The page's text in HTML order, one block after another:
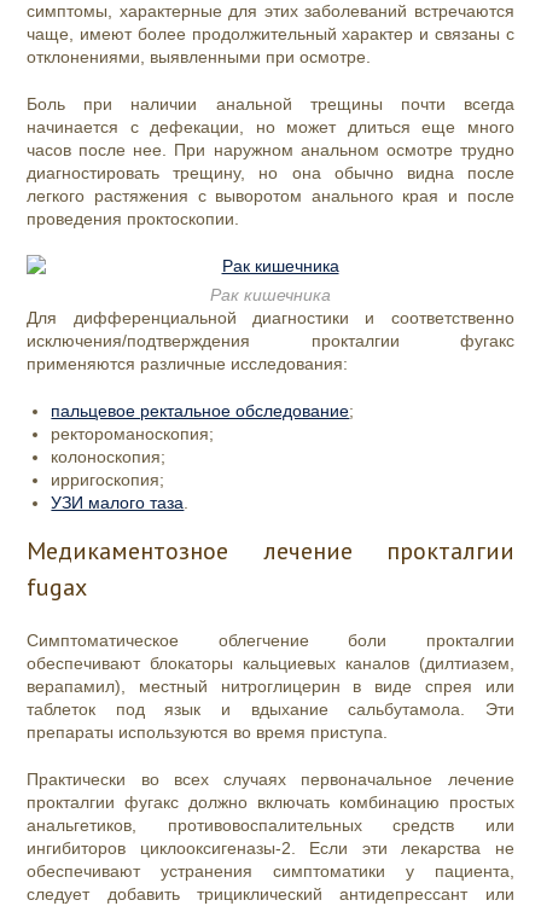
симптомы, характерные для этих заболеваний встречаются
чаще, имеют более продолжительный характер и связаны с
отклонениями, выявленными при осмотре.
Боль при наличии анальной трещины почти всегда
начинается с дефекации, но может длиться еще много
часов после нее. При наружном анальном осмотре трудно
диагностировать трещину, но она обычно видна после
легкого растяжения с выворотом анального края и после
проведения проктоскопии.
Рак кишечника
Для дифференциальной диагностики и соответственно
исключения/подтверждения прокталгии фугакс
применяются различные исследования:
пальцевое ректальное обследование;
ректороманоскопия;
колоноскопия;
ирригоскопия;
УЗИ малого таза
Медикаментозное лечение прокталгии
fugax
Симптоматическое облегчение боли прокталгии
обеспечивают блокаторы кальциевых каналов (дилтиазем,
верапамил), местный нитроглицерин в виде спрея или
таблеток под язык и вдыхание сальбутамола. Эти
препараты используются во время приступа.
Практически во всех случаях первоначальное лечение
прокталгии фугакс должно включать комбинацию простых
анальгетиков, противовоспалительных средств или
ингибиторов циклооксигеназы-2. Если эти лекарства не
обеспечивают устранения симптоматики у пациента,
следует добавить трициклический антидепрессант или